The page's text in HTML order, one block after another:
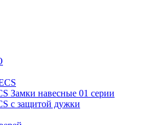
навесные 01 серии
защитой дужки